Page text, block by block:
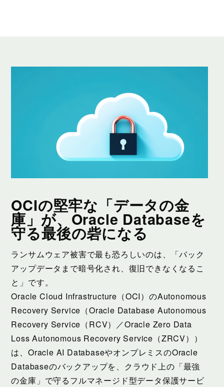
OCIの堅牢な「データの金
庫」が、Oracle Databaseを
守る最後の砦になる
ランサムウェア被害で最も恐ろしいのは、「バック
アップデータまで暗号化され、復旧できなくなるこ
と」です。
Oracle Cloud Infrastructure（OCI）のAutonomous
Recovery Service（Oracle Database Autonomous
Recovery Service（RCV）／Oracle Zero Data
Loss Autonomous Recovery Service（ZRCV））
は、Oracle AI DatabaseやオンプレミスのOracle
Databaseのバックアップを、クラウド上の「最強
の金庫」で守るフルマネージド型データ保護サービ